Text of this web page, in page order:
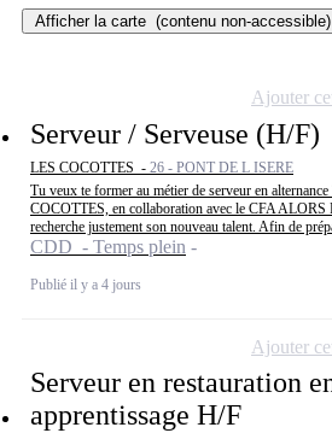
Afficher la carte (contenu non-accessible)
Serveur / Serveuse (H/F)
LES COCOTTES - 26 - PONT DE L ISERE
Tu veux te former au métier de serveur en
COCOTTES, en collaboration avec le CFA
recherche justement son nouveau talent. Afin de
CDD - Temps plein
Publié il y a 4 jours
Ajouter
Serveur en restauration
apprentissage H/F
Ajouter